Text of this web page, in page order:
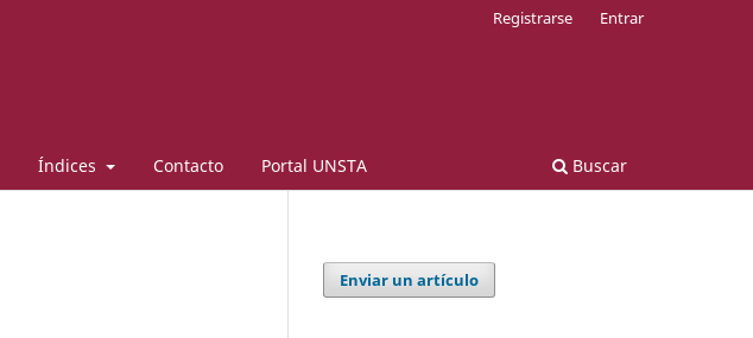
Índices Contacto Portal UNSTA Buscar
Registrarse Entrar
Enviar un artículo